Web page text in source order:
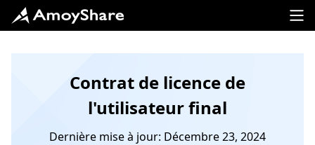
Contrat de licence de
l'utilisateur final
Dernière mise à jour: Décembre 23, 2024